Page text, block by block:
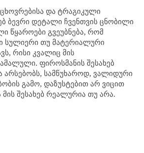
და ტრაგიკული
ბევრი დეტალი ჩვენთვის ცნობილი
წყაროები გვეუბნება, რომ
სულიერი თუ მატერიალური
რისი კვალიც მის
ფიროსმანის შესახებ
სამწუხაროდ, ვალიდური
გამო, დაზუსტებით არ ვიცით
მის შესახებ რეალურია თუ არა.